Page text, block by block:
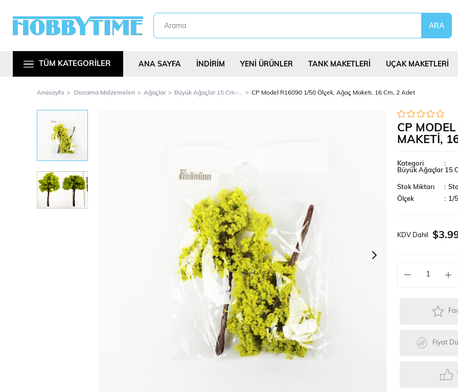
TÜM KATEGORİLER
Robotlar Güneş Enerjili Kitler Faller Basic
Plastik Maketler Oyuncaklar Elektrikli
ANA SAYFA İNDİRİM YENİ ÜRÜNLER TANK MAKETLERİ UÇAK MAKETLERİ
Anasayfa Diorama Malzemeleri Ağaçlar Büyük Ağaçlar 15 Cm.-... CP Model R16090 1/50 Ölçek, Ağaç Maketi, 16 Cm, 2 Adet
CP
MAKETI,
Kategori
:
Büyük Ağaçlar 15
Stok Miktarı
:
Ölçek
: 1/
KDV Dahil
Fiyat